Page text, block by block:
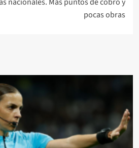
nacionales. Más puntos de cobro y
pocas obras